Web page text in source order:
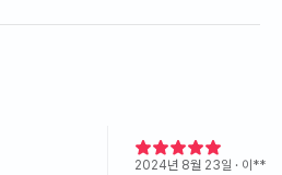
2024년 8월 23일 · 이**